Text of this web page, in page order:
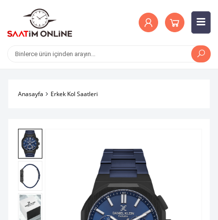
Anasayfa Erkek Kol Saatleri